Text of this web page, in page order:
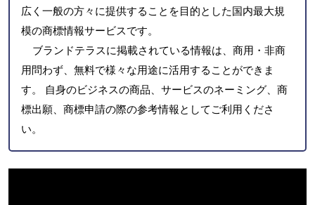
広く一般の方々に提供することを目的とした国内最大規
模の商標情報サービスです。
ブランドテラスに掲載されている情報は、商用・非商
用問わず、無料で様々な用途に活用することができま
す。 自身のビジネスの商品、サービスのネーミング、商
標出願、商標申請の際の参考情報としてご利用くださ
い。